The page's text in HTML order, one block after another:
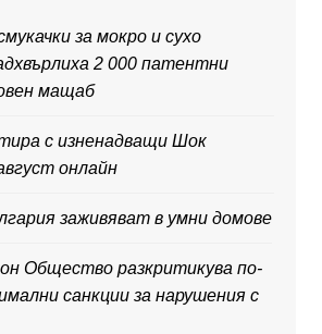
за мокро и сухо
2 000 патентни
мащаб
с изненадващи Шок
онлайн
заживяват в умни домове
Общество разкритикува по-
санкции за нарушения с